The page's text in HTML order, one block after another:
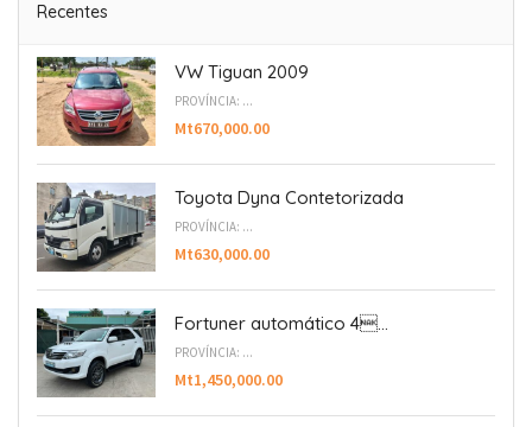
Recentes
VW Tiguan 2009
PROVÍNCIA: ...
Mt670,000.00
Toyota Dyna Contetorizada
PROVÍNCIA: ...
Mt630,000.00
Fortuner automático 4...
PROVÍNCIA: ...
Mt1,450,000.00